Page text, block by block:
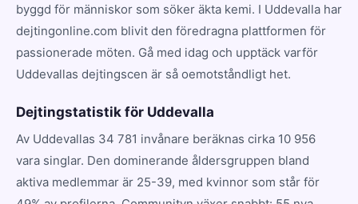
byggd för människor som söker äkta kemi. I Uddevalla har
dejtingonline.com blivit den föredragna plattformen för
passionerade möten. Gå med idag och upptäck varför
Uddevallas dejtingscen är så oemotståndligt het.
Dejtingstatistik för Uddevalla
Av Uddevallas 34 781 invånare beräknas cirka 10 956
vara singlar. Den dominerande åldersgruppen bland
aktiva medlemmar är 25-39, med kvinnor som står för